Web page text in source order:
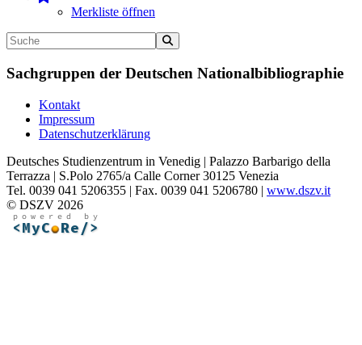
Merkliste öffnen
Sachgruppen der Deutschen Nationalbibliographie
Kontakt
Impressum
Datenschutzerklärung
Deutsches Studienzentrum in Venedig | Palazzo Barbarigo della
Terrazza | S.Polo 2765/a Calle Corner 30125 Venezia
Tel. 0039 041 5206355 | Fax. 0039 041 5206780 | www.dszv.it
© DSZV 2026